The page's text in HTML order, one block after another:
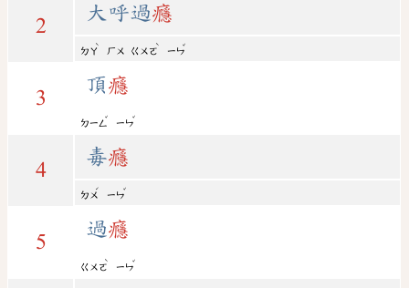
2
大呼過癮
ㄉㄚ
ˋ
ㄏㄨ ㄍㄨㄛ
ˋ
ㄧㄣ
ˇ
3
頂癮
ㄉㄧㄥ
ˇ
ㄧㄣ
ˇ
4
毒癮
ㄉㄨ
ˊ
ㄧㄣ
ˇ
5
過癮
ㄍㄨㄛ
ˋ
ㄧㄣ
ˇ